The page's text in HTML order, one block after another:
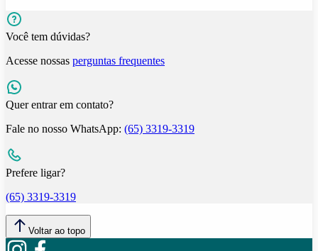
Você tem dúvidas?
Acesse nossas perguntas frequentes
Quer entrar em contato?
Fale no nosso WhatsApp: (65) 3319-3319
Prefere ligar?
(65) 3319-3319
Voltar ao topo